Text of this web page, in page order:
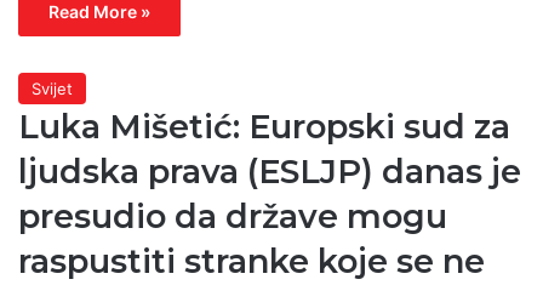
Read More »
Svijet
Luka Mišetić: Europski sud za
ljudska prava (ESLJP) danas je
presudio da države mogu
raspustiti stranke koje se ne